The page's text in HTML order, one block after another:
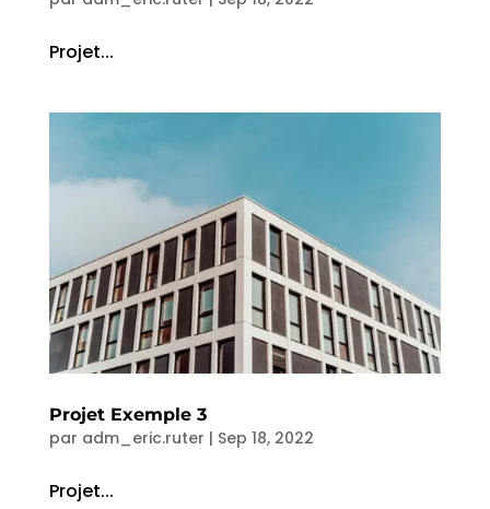
Projet...
Projet Exemple 3
par adm_eric.ruter | Sep 18, 2022
Projet...